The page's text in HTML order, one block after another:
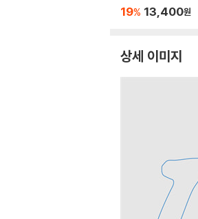
'Unexpected' [kiwe
19% 13,400원
상세 이미지